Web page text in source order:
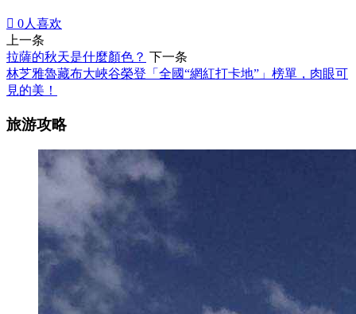
 0人喜欢
上一条
拉薩的秋天是什麼顏色？ 下一条
林芝雅魯藏布大峽谷榮登「全國“網紅打卡地”」榜單，肉眼可
見的美！
旅游攻略